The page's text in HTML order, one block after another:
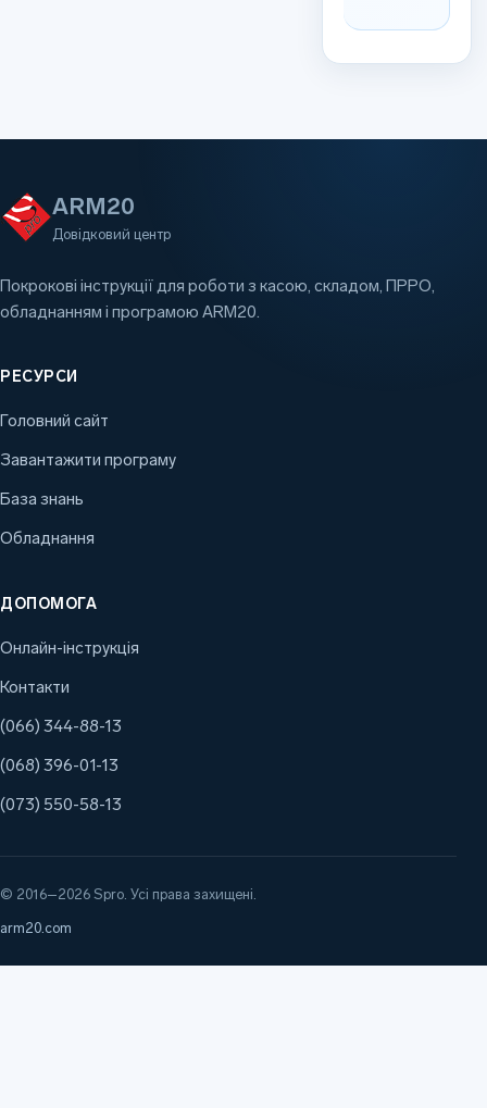
ARM20
Довідковий центр
Покрокові інструкції для роботи з касою, складом, ПРРО,
обладнанням і програмою ARM20.
РЕСУРСИ
Головний сайт
Завантажити програму
База знань
Обладнання
ДОПОМОГА
Онлайн-інструкція
Контакти
(066) 344-88-13
(068) 396-01-13
(073) 550-58-13
© 2016–2026 Spro. Усі права захищені.
arm20.com